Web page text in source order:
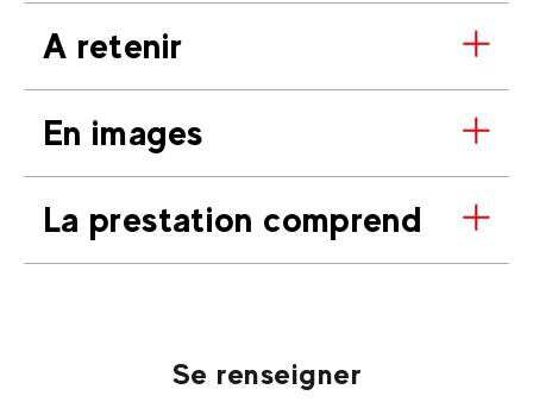
A retenir
En images
La prestation comprend
Se renseigner